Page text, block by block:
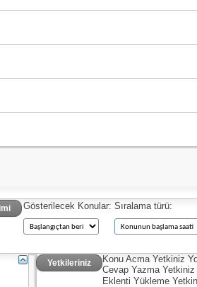
Gösterilecek Konular: Sıralama türü:
Yetkileriniz Konu Acma Yetkiniz
Cevap Yazma Yetkiniz
Eklenti Yükleme